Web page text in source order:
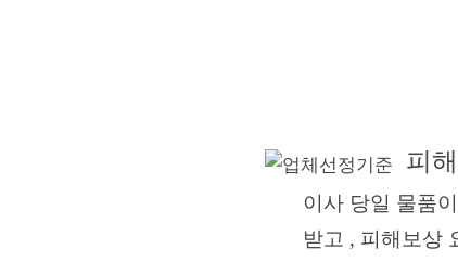
피
이사 당일 물품이
받고 , 피해보상